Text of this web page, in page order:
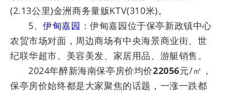
(2.13公里)金洲商务量贩KTV(310米)。
5、伊甸嘉园 ：伊甸嘉园位于保亭新政镇中心
农贸市场对面，周边商场有中央海景商业街、世
纪联华超市、美容美发、家居用品、游艇销售。
2024年醉新海南保亭房价均价22056元/㎡，
保亭房价始终都是大家聚焦的话题，一涨一跌都